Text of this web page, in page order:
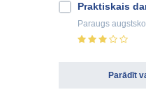
Praktiskais
Paraugs
Parādīt